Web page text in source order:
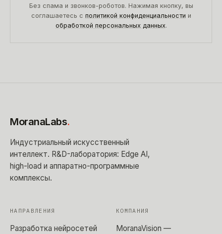
Без спама и звонков-роботов. Нажимая кнопку, вы
соглашаетесь с политикой конфиденциальности и
обработкой персональных данных.
MoranaLabs.
Индустриальный искусственный
интеллект. R&D-лаборатория: Edge AI,
high-load и аппаратно-программные
комплексы.
НАПРАВЛЕНИЯ
Разработка нейросетей
КОМПАНИЯ
MoranaVision —